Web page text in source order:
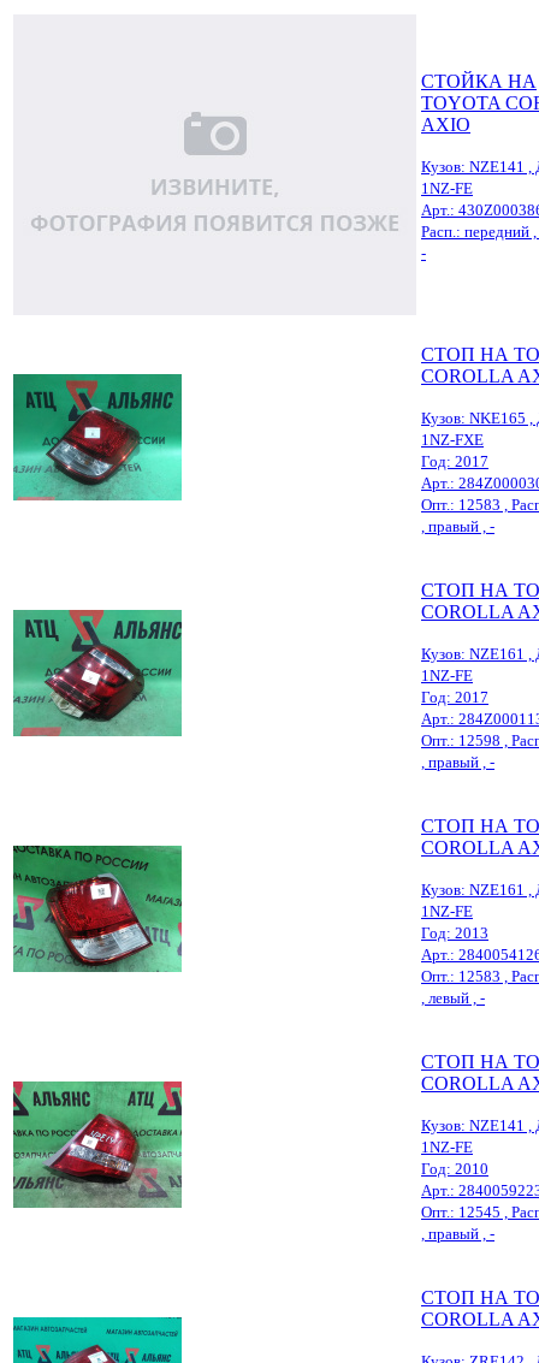
СТОЙКА НА
TOYOTA
AXIO
Кузов: NZE141 ,
1NZ-FE
Арт.:
Расп.: передний
-
СТОП НА
COROLLA
Кузов: NKE165 ,
1NZ-FXE
Год: 2017
Арт.:
Опт.: 12583 ,
, правый , -
СТОП НА
COROLLA
Кузов: NZE161 ,
1NZ-FE
Год: 2017
Арт.:
Опт.: 12598 ,
, правый , -
СТОП НА
COROLLA
Кузов: NZE161 ,
1NZ-FE
Год: 2013
Арт.:
Опт.: 12583 ,
, левый , -
СТОП НА
COROLLA
Кузов: NZE141 ,
1NZ-FE
Год: 2010
Арт.:
Опт.: 12545 ,
, правый , -
СТОП НА
COROLLA